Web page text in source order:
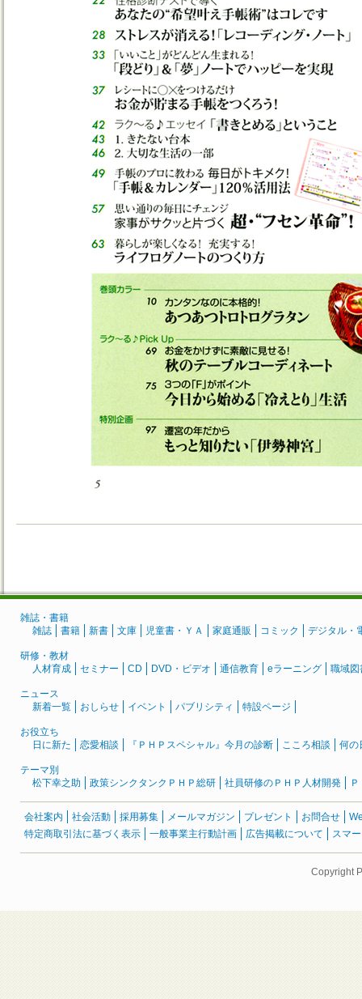
雑誌・書籍
雑誌
書籍 新書 文庫 児童書・ＹＡ 家庭通販 コミック デジタル・
研修・教材
人材育成
セミナー CD DVD・ビデオ 通信教育 eラーニング 職域図
ニュース
新着一覧
おしらせ イベント パブリシティ 特設ページ
お役立ち
日に新た
恋愛相談 『ＰＨＰスペシャル』今月の診断 こころ相談 何の
テーマ別
松下幸之助
政策シンクタンクＰＨＰ総研 社員研修のＰＨＰ人材開発
会社案内 社会活動 採用募集 メールマガジン プレゼント お問合せ
特定商取引法に基づく表示
一般事業主行動計画 広告掲載について スマ
Copyright